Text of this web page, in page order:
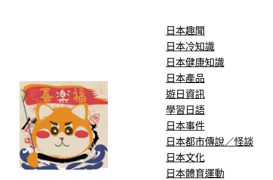
日本趣聞
日本冷知識
日本健康知識
日本產品
遊日資訊
學習日語
日本事件
日本都市傳說／怪談
日本文化
日本體育運動